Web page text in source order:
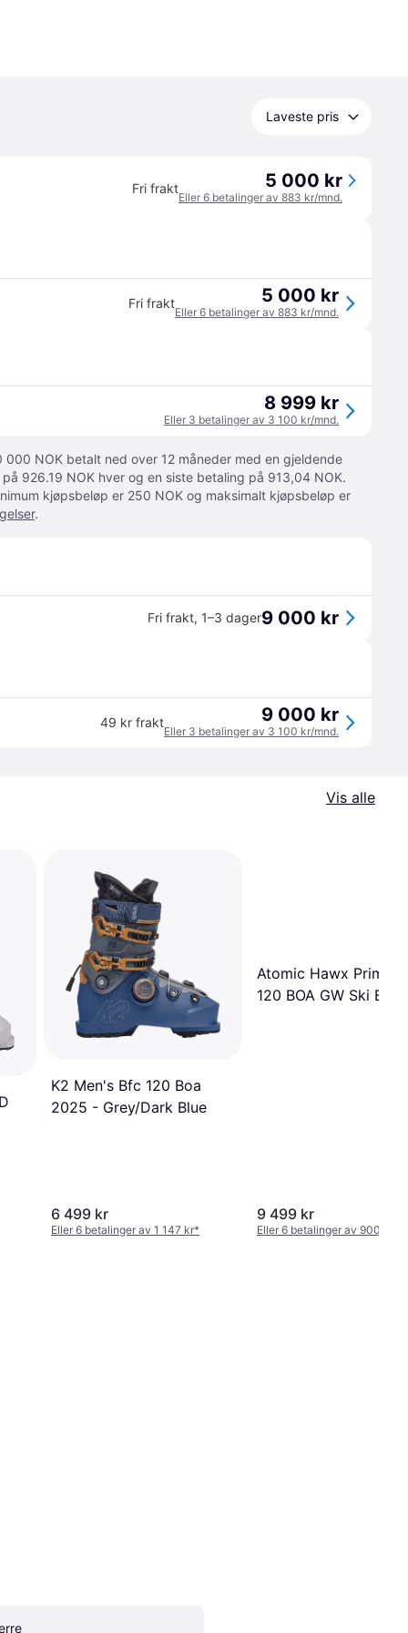
Laveste pris
Fri frakt 5 000 kr
Eller 6 betalinger av 883 kr/mnd.
Fri frakt 5 000 kr
Eller 6 betalinger av 883 kr/mnd.
8 999 kr
Eller 3 betalinger av 3 100 kr/mnd.
000 NOK betalt ned over 12 måneder med en gjeldende
926.19 NOK hver og en siste betaling på 913,04 NOK.
kjøpsbeløp er 250 NOK og maksimalt kjøpsbeløp er
.
Fri frakt, 1–3 dager9 000 kr
49 kr frakt 9 000 kr
Eller 3 betalinger av 3 100 kr/mnd.
Vis alle
K2 Men's Bfc 120 Boa
2025 - Grey/Dark Blue
6 499 kr
Eller 6 betalinger av 1 147 kr*
Atomic Hawx Prime
120 BOA GW Ski
9 499 kr
Eller 6 betalinger av 900 kr